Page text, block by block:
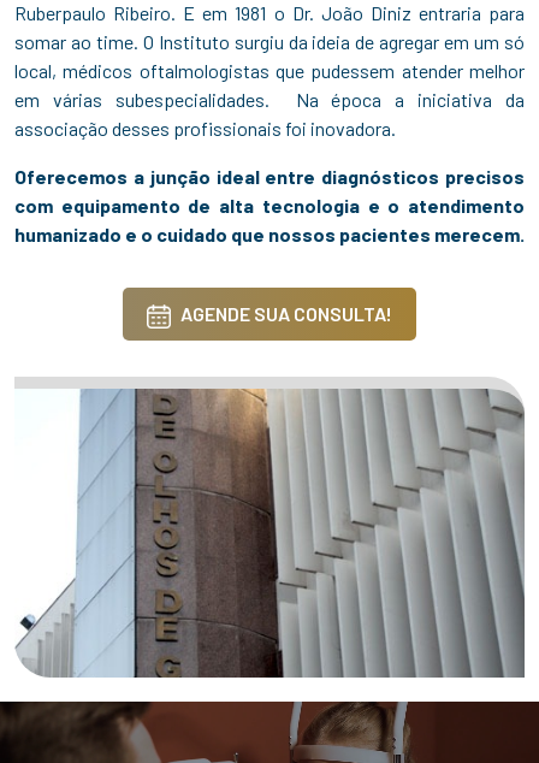
Ruberpaulo Ribeiro. E em 1981 o Dr. João Diniz entraria para
somar ao time. O Instituto surgiu da ideia de agregar em um só
local, médicos oftalmologistas que pudessem atender melhor
em várias subespecialidades. Na época a iniciativa da
associação desses profissionais foi inovadora.
Oferecemos a junção ideal entre diagnósticos precisos
com equipamento de alta tecnologia e o atendimento
humanizado e o cuidado que nossos pacientes merecem.
AGENDE SUA CONSULTA!